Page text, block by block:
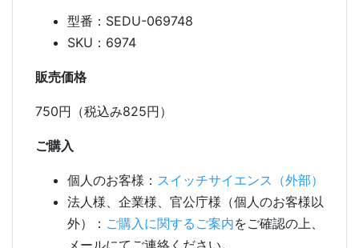
型番：SEDU-069748
SKU：6974
販売価格
750円（税込み825円）
ご購入
個人のお客様： スイッチサイエンス（外部）
法人様、企業様、官公庁様（個人のお客様以
外）： ご購入に関するご案内をご確認の上、
メールにてご連絡ください。